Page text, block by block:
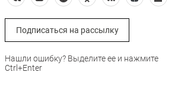
Подписаться на рассылку
Нашли ошибку? Выделите ее и нажмите
Ctrl+Enter